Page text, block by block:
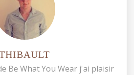
Be What You Wear j'ai plaisir